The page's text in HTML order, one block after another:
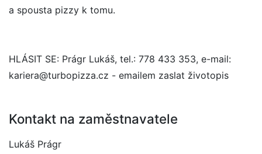
a spousta pizzy k tomu.
HLÁSIT SE: Prágr Lukáš, tel.: 778 433 353, e-mail:
kariera@turbopizza.cz - emailem zaslat životopis
Kontakt na zaměstnavatele
Lukáš Prágr